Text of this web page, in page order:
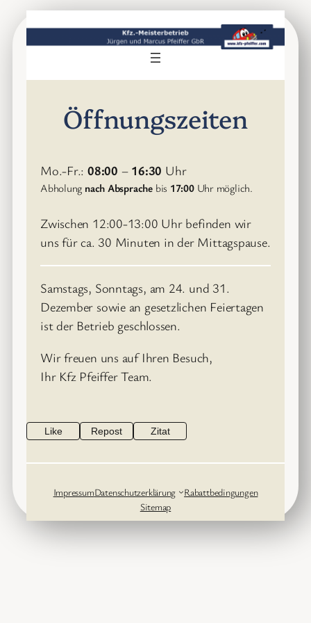
Inhalt
Öffnungszeiten
Mo.-Fr.:08:00 – 16:30 Uhr
Abholung nach Absprachebis 17:00Uhr möglich.
Zwischen 12:00-13:00 Uhr befinden wir
uns für ca. 30 Minuten in der Mittagspause.
Samstags, Sonntags, am 24. und 31.
Dezember sowie an gesetzlichen Feiertagen
ist der Betrieb geschlossen.
Wir freuen uns auf Ihren Besuch,
Ihr Kfz Pfeiffer Team.
Like Repost Zitat
ImpressumDatenschutzerklärung
Rabattbedingungen
Sitemap